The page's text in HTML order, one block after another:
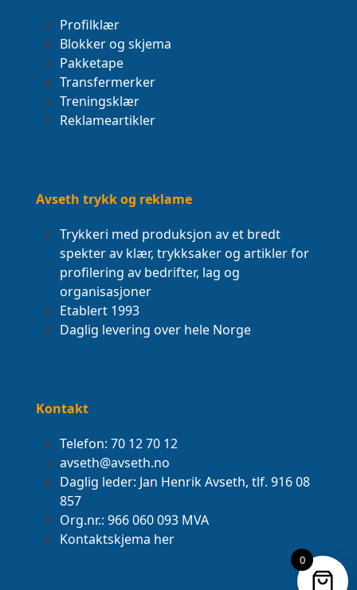
Profilklær
Blokker og skjema
Pakketape
Transfermerker
Treningsklær
Reklameartikler
Avseth trykk og reklame
Trykkeri med produksjon av et bredt
spekter av klær, trykksaker og artikler for
profilering av bedrifter, lag og
organisasjoner
Etablert 1993
Daglig levering over hele Norge
Kontakt
Telefon: 70 12 70 12
avseth@avseth.no
Daglig leder: Jan Henrik Avseth, tlf. 916 08
857
Org.nr.: 966 060 093 MVA
Kontaktskjema her
0